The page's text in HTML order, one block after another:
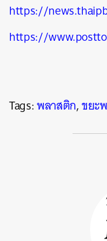
https://
https://
Tags:พลาสติก,ขยะ